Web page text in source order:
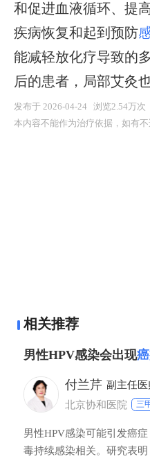
和促进血液循环、提
疾病恢复和起到预防
能减轻放化疗导致的
后的患者，局部艾灸
发布于 2026-04-24 浏览2.54万次
本内容不能作为治疗依据，如有
相关推荐
男性HPV感染会出现
付兰芹 副主任医
北京协和医院
三
男性HPV感染可能引发癌
毒持续感染相关。研究表